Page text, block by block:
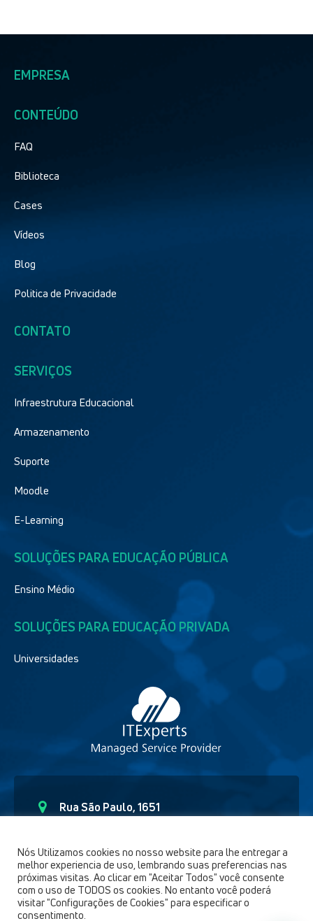
EMPRESA
CONTEÚDO
FAQ
Biblioteca
Cases
Vídeos
Blog
Politica de Privacidade
CONTATO
SERVIÇOS
Infraestrutura Educacional
Armazenamento
Suporte
Moodle
E-Learning
SOLUÇÕES PARA EDUCAÇÃO PÚBLICA
Ensino Médio
SOLUÇÕES PARA EDUCAÇÃO PRIVADA
Universidades
Rua São Paulo, 1651
Curitiba – Paraná CEP - 80.6230-150
(41) 9 91892654
comercial@itexperts.com.br
Nós Utilizamos cookies no nosso website para lhe entregar a
melhor experiencia de uso, lembrando suas preferencias nas
próximas visitas. Ao clicar em "Aceitar Todos" você consente
com o uso de TODOS os cookies. No entanto você poderá
visitar "Configurações de Cookies" para especificar o
consentimento.